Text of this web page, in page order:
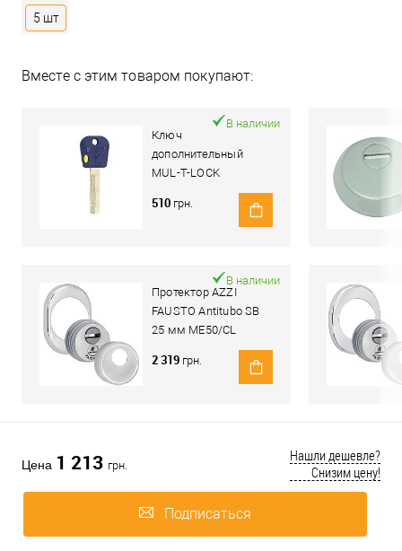
5 шт
Вместе с этим товаром покупают:
Ключ
дополнительный
MUL-T-LOCK
В наличии
510 грн.
Протектор AZZI
FAUSTO Antitubo SB
25 мм ME50/CL
овальный стандарт
хром полированный
В наличии
2 319 грн.
Цена 1 213 грн.
Нашли дешевле?
Снизим цену!
Подписаться